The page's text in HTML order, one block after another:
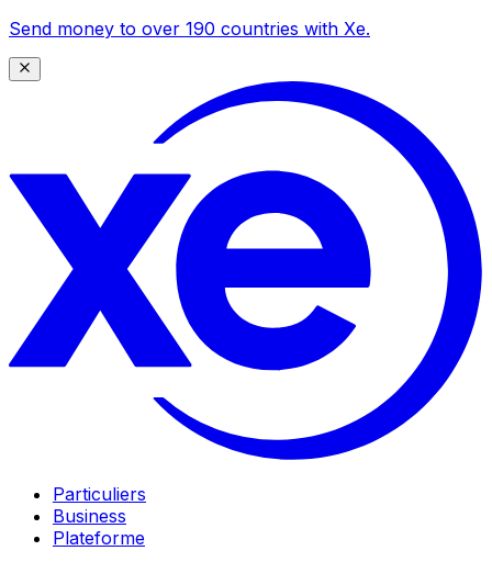
Send money to over 190 countries with Xe.
Particuliers
Business
Plateforme